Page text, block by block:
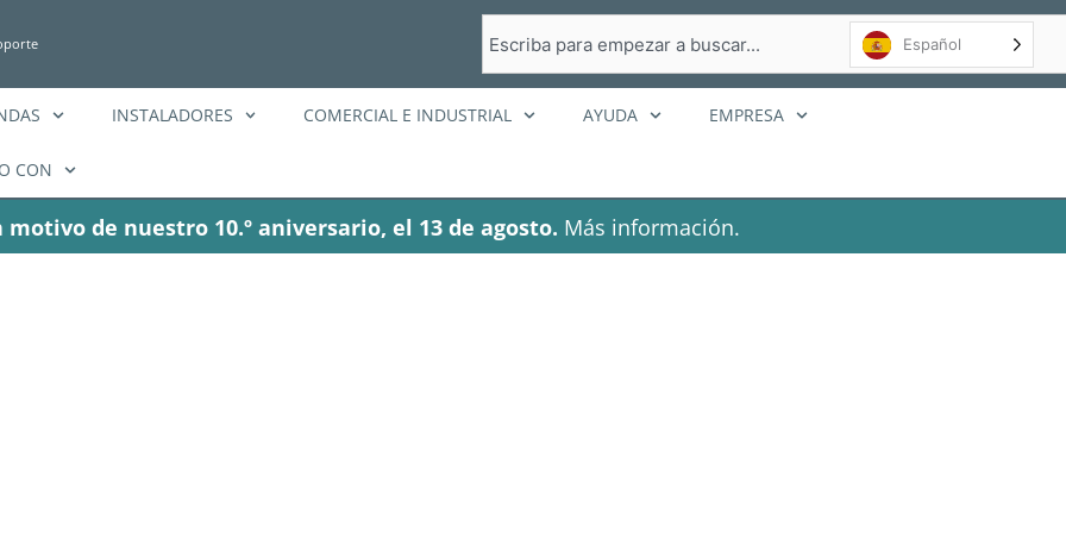
en
Español
INSTALADORES COMERCIAL E INDUSTRIAL AYUDA EMPRESA
CON
de nuestro 10.º aniversario, el 13 de agosto. Más información.